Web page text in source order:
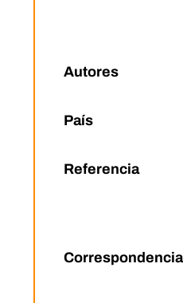
Autores
País
Referencia
Correspondencia